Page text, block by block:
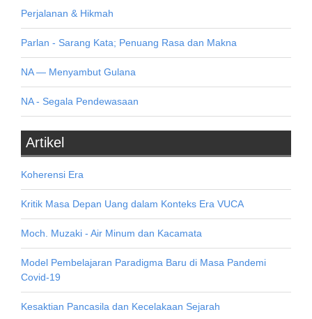
Perjalanan & Hikmah
Parlan - Sarang Kata; Penuang Rasa dan Makna
NA — Menyambut Gulana
NA - Segala Pendewasaan
Artikel
Koherensi Era
Kritik Masa Depan Uang dalam Konteks Era VUCA
Moch. Muzaki - Air Minum dan Kacamata
Model Pembelajaran Paradigma Baru di Masa Pandemi
Covid-19
Kesaktian Pancasila dan Kecelakaan Sejarah